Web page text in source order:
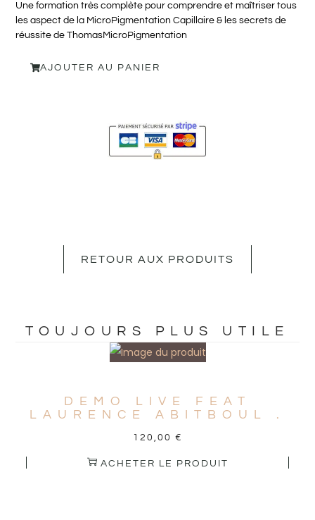
Une formation très complète pour comprendre et maîtriser tous
les aspect de la MicroPigmentation Capillaire & les secrets de
réussite de ThomasMicroPigmentation
AJOUTER AU PANIER
RETOUR AUX PRODUITS
TOUJOURS PLUS UTILE
DEMO LIVE FEAT
LAURENCE ABITBOUL .
120,00 €
ACHETER LE PRODUIT